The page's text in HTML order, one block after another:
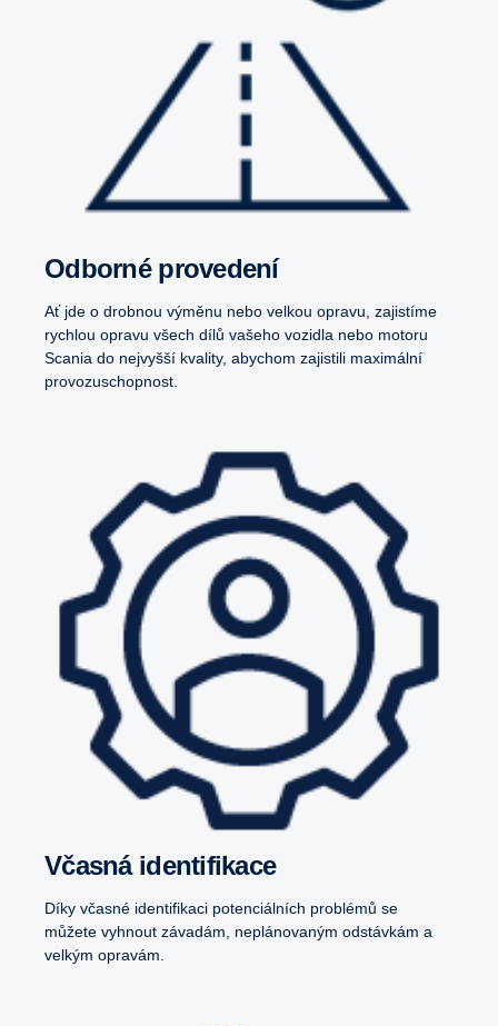
Odborné provedení
Ať jde o drobnou výměnu nebo velkou opravu, zajistíme
rychlou opravu všech dílů vašeho vozidla nebo motoru
Scania do nejvyšší kvality, abychom zajistili maximální
provozuschopnost.
Včasná identifikace
Díky včasné identifikaci potenciálních problémů se
můžete vyhnout závadám, neplánovaným odstávkám a
velkým opravám.